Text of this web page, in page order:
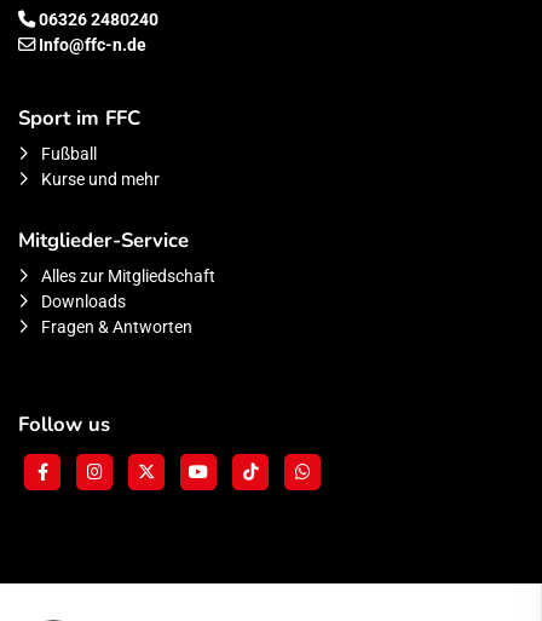
06326 2480240
Info@ffc-n.de
Sport im FFC
Fußball
Kurse und mehr
Mitglieder-Service
Alles zur Mitgliedschaft
Downloads
Fragen & Antworten
Follow us